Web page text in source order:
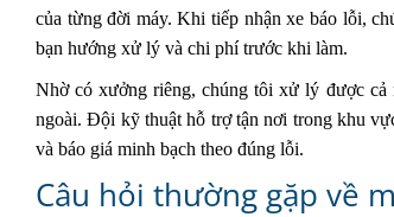
của từng đời máy. Khi tiếp nhận xe báo lỗi,
bạn hướng xử lý và chi phí trước khi làm.
Nhờ có xưởng riêng, chúng tôi xử lý được cả
ngoài. Đội kỹ thuật hỗ trợ tận nơi trong khu
và báo giá minh bạch theo đúng lỗi.
Câu hỏi thường gặp về